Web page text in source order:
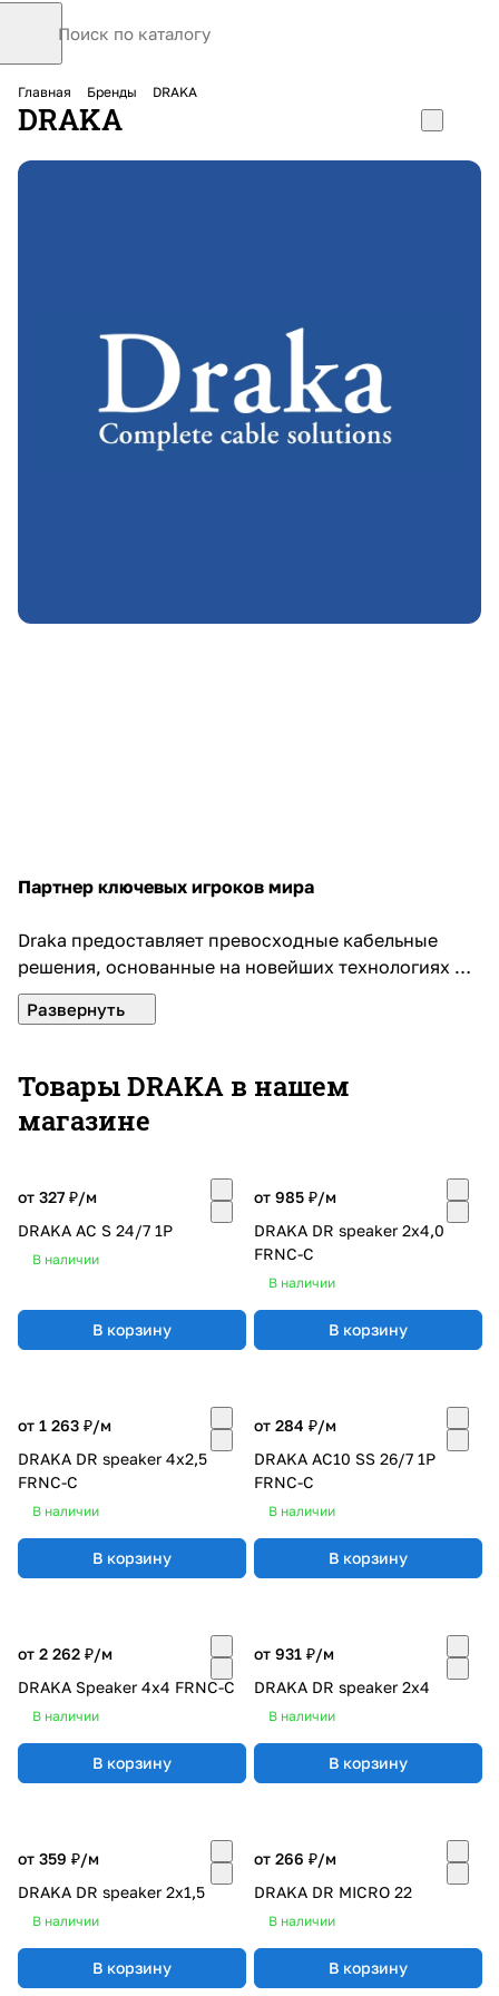
Главная Бренды DRAKA
DRAKA
Партнер ключевых игроков мира
Draka предоставляет превосходные кабельные
решения, основанные на новейших технологиях и
превосходном исполнении, в конечном итоге
обеспечивая устойчивый рост и прибыль.
На сегодняшний день нам нет равных по глубине
опыта - Draka работает в этой отрасли в течение
140 лет, от самых больших предприятий до самых
эффективные, производительные и надежные
решения в области энергетики, энергетических
продуктов, нефтегазовой и
телекоммуникационной отрасли. И мы всегда
создаем новые возможности для дальнейшего
развития в будущем.
Товары DRAKA в нашем
магазине
от 327 ₽/м
DRAKA AC S 24/7 1P
В наличии
В корзину
от 985 ₽/м
DRAKA DR speaker 2x4,0
FRNC-C
В наличии
В корзину
от 1 263 ₽/м
DRAKA DR speaker 4x2,5
FRNC-C
В наличии
В корзину
от 284 ₽/м
DRAKA AC10 SS 26/7 1P
FRNC-C
В наличии
В корзину
от 2 262 ₽/м
DRAKA Speaker 4x4 FRNC-C
В наличии
В корзину
от 931 ₽/м
DRAKA DR speaker 2x4
В наличии
В корзину
от 359 ₽/м
DRAKA DR speaker 2x1,5
В наличии
В корзину
от 266 ₽/м
DRAKA DR MICRO 22
В наличии
В корзину